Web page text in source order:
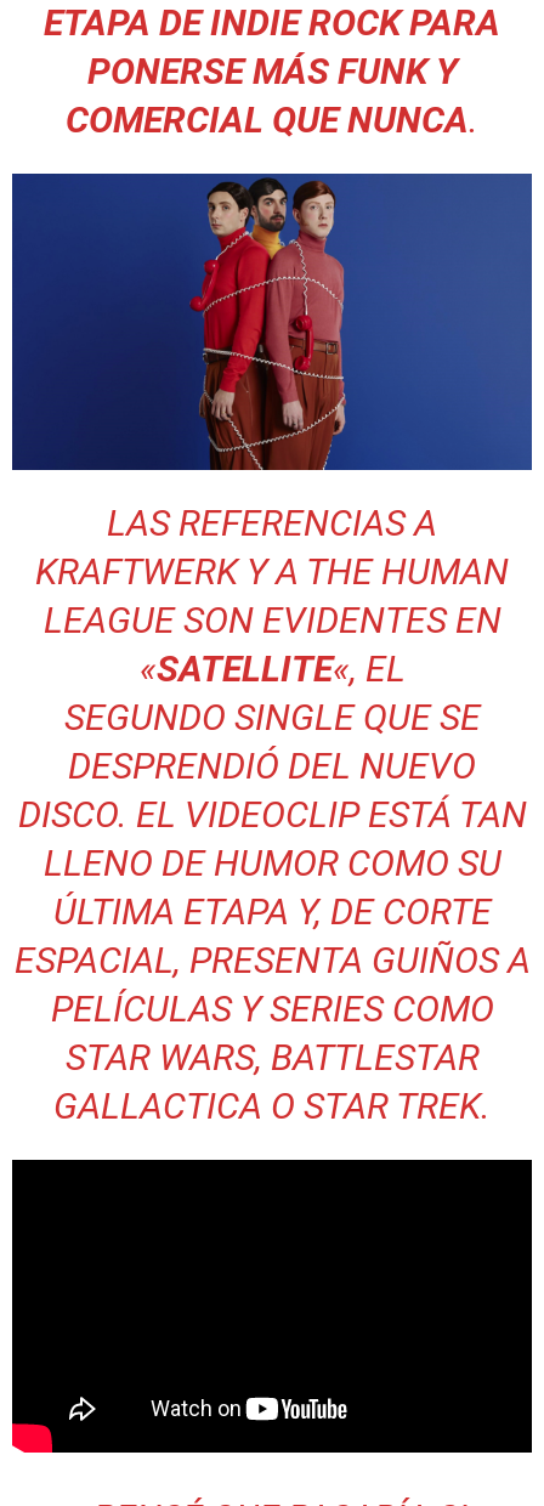
ETAPA DE INDIE ROCK PARA
PONERSE MÁS FUNK Y
COMERCIAL QUE NUNCA.
LAS REFERENCIAS A
KRAFTWERK Y A THE HUMAN
LEAGUE SON EVIDENTES EN
«SATELLITE«, EL
SEGUNDO SINGLE QUE SE
DESPRENDIÓ DEL NUEVO
DISCO. EL VIDEOCLIP ESTÁ TAN
LLENO DE HUMOR COMO SU
ÚLTIMA ETAPA Y, DE CORTE
ESPACIAL, PRESENTA GUIÑOS A
PELÍCULAS Y SERIES COMO
STAR WARS, BATTLESTAR
GALLACTICA O STAR TREK.